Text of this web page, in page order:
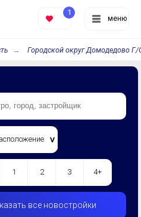
меню
1
Городской округ Домодедово Г/
1 2 3 4+
все новостройки